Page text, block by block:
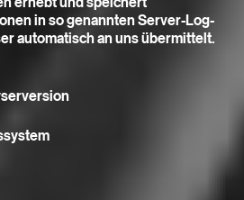
in so genannten Server-Log-
automatisch an uns übermittelt.